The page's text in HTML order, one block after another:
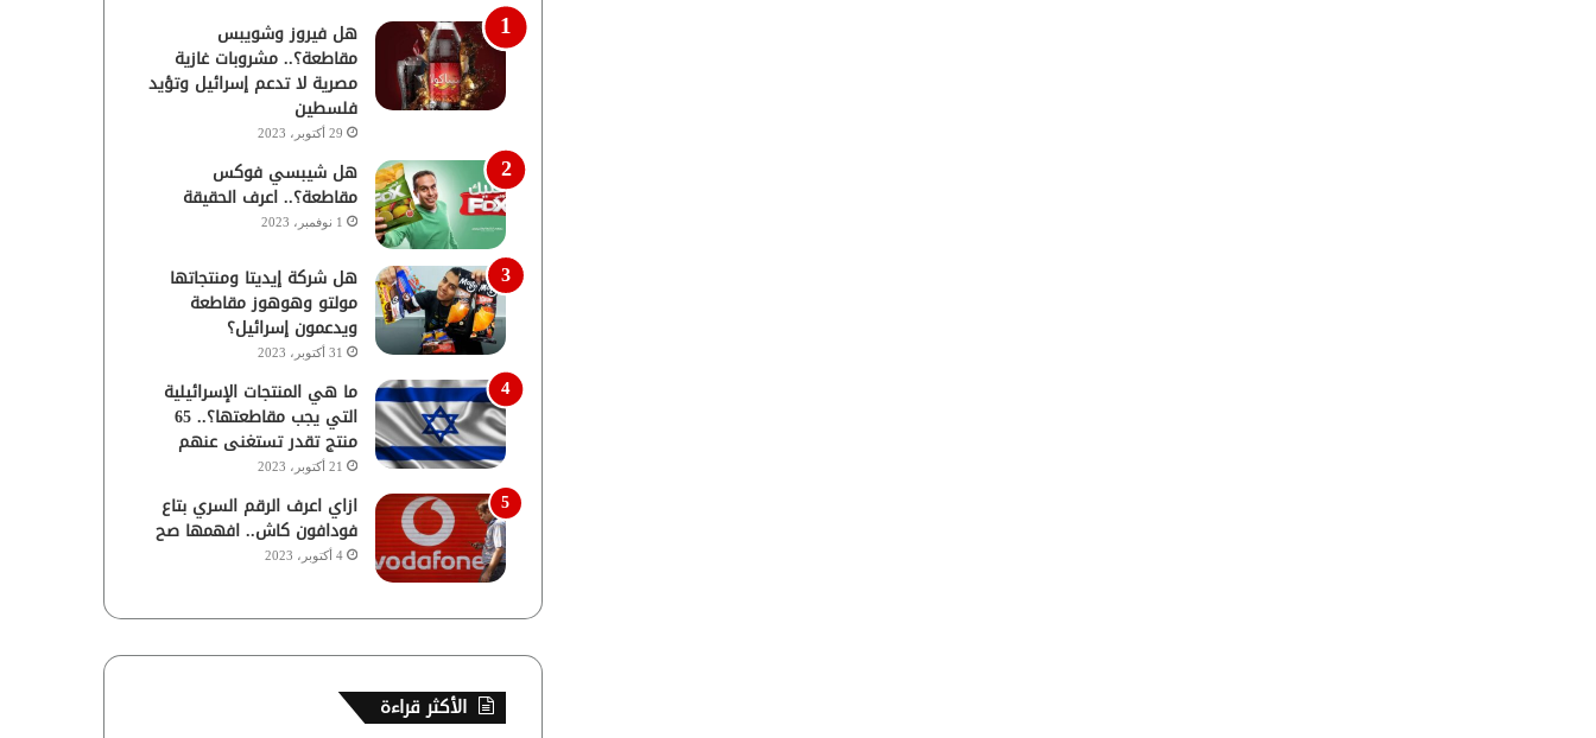
هل فيروز وشويبس
مقاطعة؟.. مشروبات غازية
مصرية لا تدعم إسرائيل وتؤيد
فلسطين
29 أكتوبر، 2023
هل شيبسي فوكس
مقاطعة؟.. اعرف الحقيقة
1 نوفمبر، 2023
هل شركة إيديتا ومنتجاتها
مولتو وهوهوز مقاطعة
ويدعمون إسرائيل؟
31 أكتوبر، 2023
ما هي المنتجات الإسرائيلية
التي يجب مقاطعتها؟.. 65
منتج تقدر تستغنى عنهم
21 أكتوبر، 2023
ازاي اعرف الرقم السري بتاع
فودافون كاش.. افهمها صح
4 أكتوبر، 2023
الأكثر قراءة